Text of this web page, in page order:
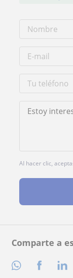
Comparte a
Al hacer clic,